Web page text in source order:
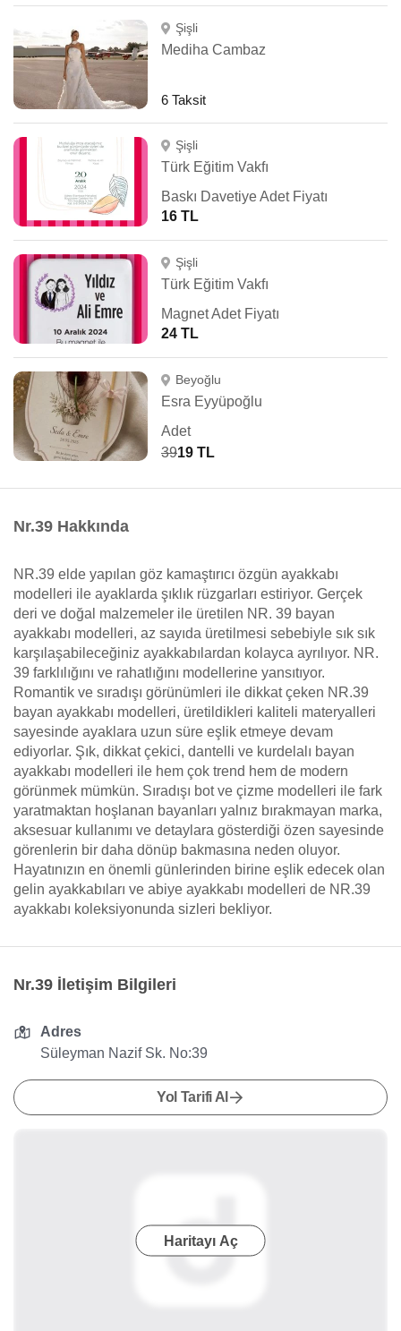
Şişli
Mediha Cambaz
6 Taksit
Şişli
Türk Eğitim Vakfı
Baskı Davetiye Adet Fiyatı
16 TL
Şişli
Türk Eğitim Vakfı
Magnet Adet Fiyatı
24 TL
Beyoğlu
Esra Eyyüpoğlu
Adet
3919 TL
Nr.39 Hakkında
NR.39 elde yapılan göz kamaştırıcı özgün ayakkabı
modelleri ile ayaklarda şıklık rüzgarları estiriyor. Gerçek
deri ve doğal malzemeler ile üretilen NR. 39 bayan
ayakkabı modelleri, az sayıda üretilmesi sebebiyle sık sık
karşılaşabileceğiniz ayakkabılardan kolayca ayrılıyor. NR.
39 farklılığını ve rahatlığını modellerine yansıtıyor.
Romantik ve sıradışı görünümleri ile dikkat çeken NR.39
bayan ayakkabı modelleri, üretildikleri kaliteli materyalleri
sayesinde ayaklara uzun süre eşlik etmeye devam
ediyorlar. Şık, dikkat çekici, dantelli ve kurdelalı bayan
ayakkabı modelleri ile hem çok trend hem de modern
görünmek mümkün. Sıradışı bot ve çizme modelleri ile fark
yaratmaktan hoşlanan bayanları yalnız bırakmayan marka,
aksesuar kullanımı ve detaylara gösterdiği özen sayesinde
görenlerin bir daha dönüp bakmasına neden oluyor.
Hayatınızın en önemli günlerinden birine eşlik edecek olan
gelin ayakkabıları ve abiye ayakkabı modelleri de NR.39
ayakkabı koleksiyonunda sizleri bekliyor.
Nr.39 İletişim Bilgileri
Adres
Süleyman Nazif Sk. No:39
Yol Tarifi Al
Haritayı Aç